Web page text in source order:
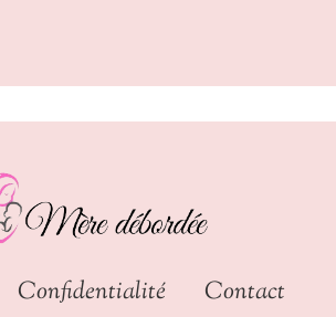
Confidentialité
Contact